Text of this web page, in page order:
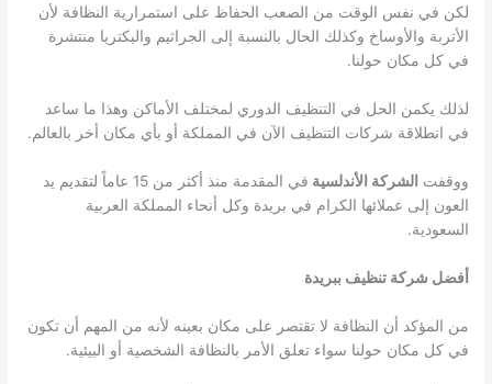
لكن في نفس الوقت من الصعب الحفاظ على استمرارية النظافة لأن
الأتربة والأوساخ وكذلك الحال بالنسبة إلى الجراثيم والبكتريا منتشرة
في كل مكان حولنا.
لذلك يكمن الحل في التنظيف الدوري لمختلف الأماكن وهذا ما ساعد
في انطلاقة شركات التنظيف الآن في المملكة أو بأي مكان أخر بالعالم.
ووقفت الشركة الأندلسية
في المقدمة منذ أكثر من 15 عاماً لتقديم يد
العون إلى عملائها الكرام في بريدة وكل أنحاء المملكة العربية
السعودية.
أفضل شركةتنظيف ببريدة
من المؤكد أن النظافة لا تقتصر على مكان بعينه لأنه من المهم أن تكون
في كل مكان حولنا سواء تعلق الأمر بالنظافة الشخصية أو البيئية.